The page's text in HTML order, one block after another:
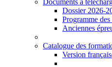
Dossier 2026-
Programme des
Anciennes
Catalogue des
Version